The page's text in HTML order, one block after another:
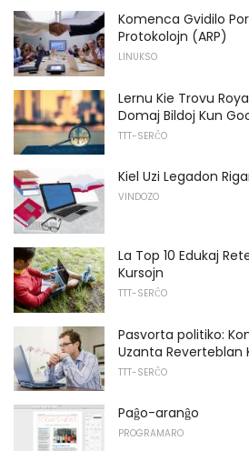
Komenca Gvidilo
Protokolojn (ARP)
LINUKSO
Lernu Kie Trovu
Domaj Bildoj Kun
TTT-SERĈO
Kiel Uzi Legadon
VINDOZO
La Top 10 Edukaj
Kursojn
TTT-SERĈO
Pasvorta politiko:
Uzanta Reverteblan
TTT-SERĈO
Paĝo-aranĝo
PROGRAMARO